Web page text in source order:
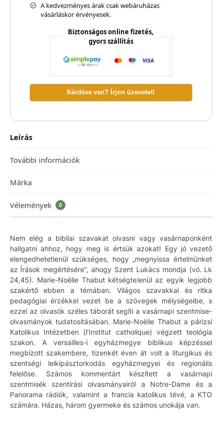
A kedvezményes árak csak webáruházas
vásárláskor érvényesek.
Biztonságos online fizetés,
gyors szállítás
Kérdése van? Írjon üzenetet!
Leírás
További információk
Márka
Vélemények 0
Nem elég a bibliai szavakat olvasni vagy vasárnaponként
hallgatni ahhoz, hogy meg is értsük azokat! Egy jó vezető
elengedhetetlenül szükséges, hogy „megnyissa értelmünket
az Írások megértésére”, ahogy Szent Lukács mondja (vö. Lk
24,45). Marie-Noëlle Thabut kétségtelenül az egyik legjobb
szakértő ebben a témában. Világos szavakkal és ritka
pedagógiai érzékkel vezet be a szövegek mélységeibe, s
ezzel az olvasók széles táborát segíti a vasárnapi szentmise-
olvasmányok tudatosításában. Marie-Noëlle Thabut a párizsi
Katolikus Intézetben (l’Institut catholique) végzett teológia
szakon. A versailles-i egyházmegye biblikus képzéssel
megbízott szakembere, tizenkét éven át volt a liturgikus és
szentségi lelkipásztorkodás egyházmegyei és regionális
felelőse. Számos kommentárt készített a vasárnapi
szentmisék szentírási olvasmányairól a Notre-Dame és a
Panorama rádiók, valamint a francia katolikus tévé, a KTO
számára. Házas, három gyermeke és számos unokája van.